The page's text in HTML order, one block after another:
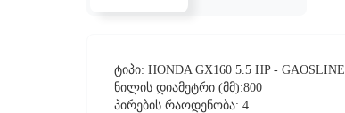
ტიპი: HONDA GX160 5.5 HP - GAOSLINE
ნილის დიამეტრი (მმ):800
პირების რაოდენობა: 4